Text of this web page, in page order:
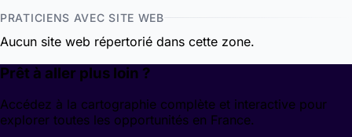
PRATICIENS AVEC SITE WEB
Aucun site web répertorié dans cette zone.
Prêt à aller plus loin ?
Accédez à la cartographie complète et interactive pour
explorer toutes les opportunités en France.